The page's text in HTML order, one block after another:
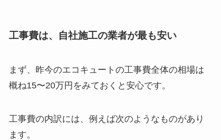
工事費は、自社施工の業者が最も安い
まず、昨今のエコキュートの工事費全体の相場は
概ね15〜20万円をみておくと安心です。
工事費の内訳には、例えば次のようなものがあり
ます。